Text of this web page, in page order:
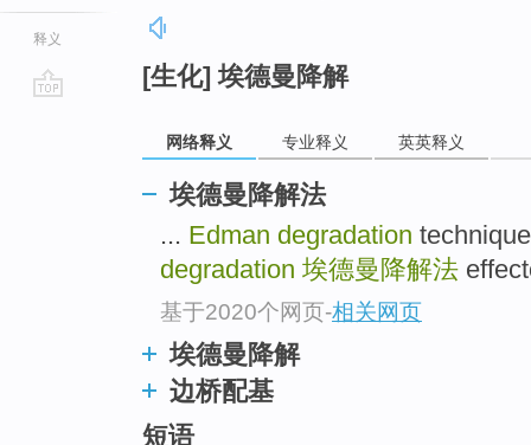
释义
[生化] 埃德曼降解
网络释义 专业释义 英英释义
埃德曼降解法
... Edman degradation
degradation 埃德曼降解法
基于2020个网页-相关网页
埃德曼降解
边桥配基
短语